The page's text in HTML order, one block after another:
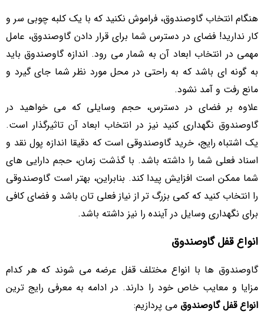
هنگام انتخاب گاوصندوق، فراموش نکنید که با یک کلبه چوبی سر و
کار ندارید! فضای در دسترس شما برای قرار دادن گاوصندوق، عامل
مهمی در انتخاب ابعاد آن به شمار می رود. اندازه گاوصندوق باید
به گونه ای باشد که به راحتی در محل مورد نظر شما جای گیرد و
مانع رفت و آمد نشود.
علاوه بر فضای در دسترس، حجم وسایلی که می خواهید در
گاوصندوق نگهداری کنید نیز در انتخاب ابعاد آن تاثیرگذار است.
یک اشتباه رایج، خرید گاوصندوقی است که دقیقا اندازه پول نقد و
اسناد فعلی شما را داشته باشد. با گذشت زمان، حجم دارایی های
شما ممکن است افزایش پیدا کند. بنابراین، بهتر است گاوصندوقی
را انتخاب کنید که کمی بزرگ تر از نیاز فعلی تان باشد و فضای کافی
برای نگهداری وسایل در آینده را نیز داشته باشد.
انواع قفل گاوصندوق
گاوصندوق ها با انواع مختلف قفل عرضه می شوند که هر کدام
مزایا و معایب خاص خود را دارند. در ادامه به معرفی رایج ترین
انواع قفل گاوصندوق می پردازیم: